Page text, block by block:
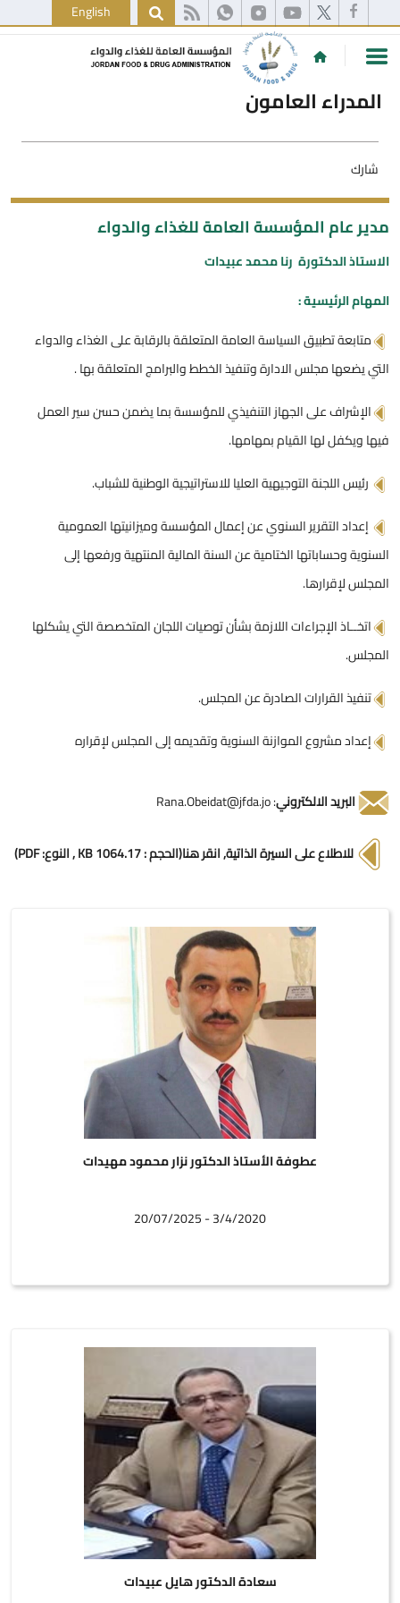
English
المدراء العامون
شارك
مدير عام المؤسسة العامة للغذاء والدواء
الاستاذ الدكتورة رنا محمد عبيدات
المهام الرئيسية :
متابعة تطبيق السياسة العامة المتعلقة بالرقابة على الغذاء والدواء
التي يضعها مجلس الادارة وتنفيذ الخطط والبرامج المتعلقة بها .
الإشراف على الجهاز التنفيذي للمؤسسة بما يضمن حسن سير العمل
فيها ويكفل لها القيام بمهامها.
رئيس اللجنة التوجيهية العليا للاستراتيجية الوطنية للشباب.
إعداد التقرير السنوي عن إعمال المؤسسة وميزانيتها العمومية
السنوية وحساباتها الختامية عن السنة المالية المنتهية ورفعها إلى
المجلس لإقرارها.
اتخــاذ الإجراءات اللازمة بشأن توصيات اللجان المتخصصة التي يشكلها
المجلس.
تنفيذ القرارات الصادرة عن المجلس.
إعداد مشروع الموازنة السنوية وتقديمه إلى المجلس لإقراره
البريد الالكتروني:
Rana.Obeidat@jfda.jo
للاطلاع على السيرة الذاتية,انقر هنا(الحجم : 1064.17 KB , النوع: PDF)
عطوفة الأستاذ الدكتور نزار محمود مهيدات
3/4/2020 - 20/07/2025
سعادة الدكتور هايل عبيدات